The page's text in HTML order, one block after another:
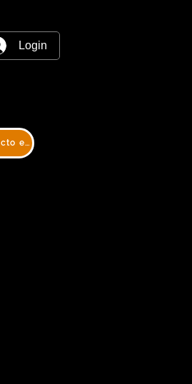
Login
Contacto e cotação